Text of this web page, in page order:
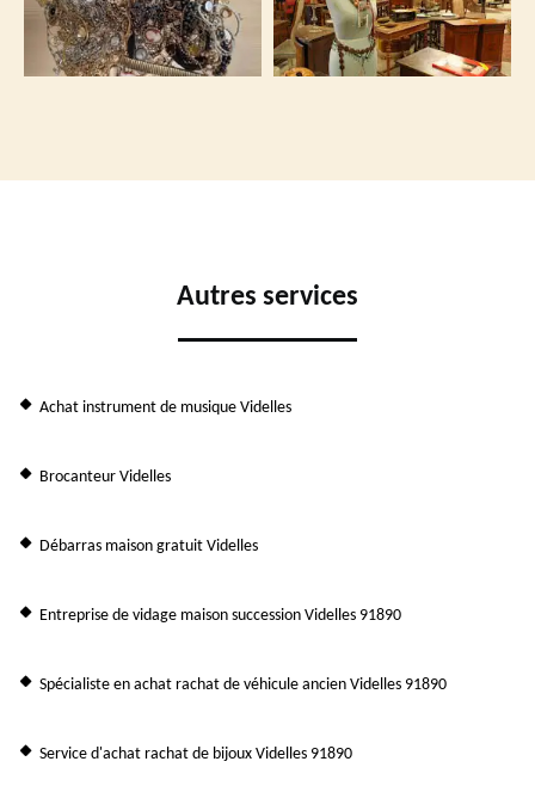
Autres services
Achat instrument de musique Videlles
Brocanteur Videlles
Débarras maison gratuit Videlles
Entreprise de vidage maison succession Videlles 91890
Spécialiste en achat rachat de véhicule ancien Videlles 91890
Service d'achat rachat de bijoux Videlles 91890